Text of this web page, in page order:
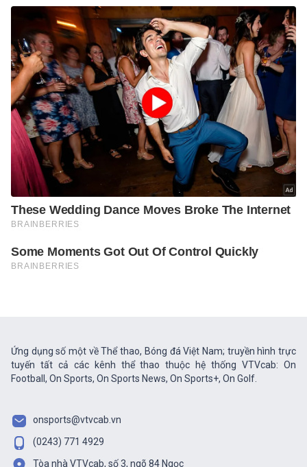
Ứng dụng số một về Thể thao, Bóng đá Việt Nam; truyền hình trực
tuyến tất cả các kênh thể thao thuộc hệ thống VTVcab: On
Football, On Sports, On Sports News, On Sports+, On Golf.
onsports@vtvcab.vn
(0243) 771 4929
Tòa nhà VTVcab, số 3, ngõ 84 Ngọc